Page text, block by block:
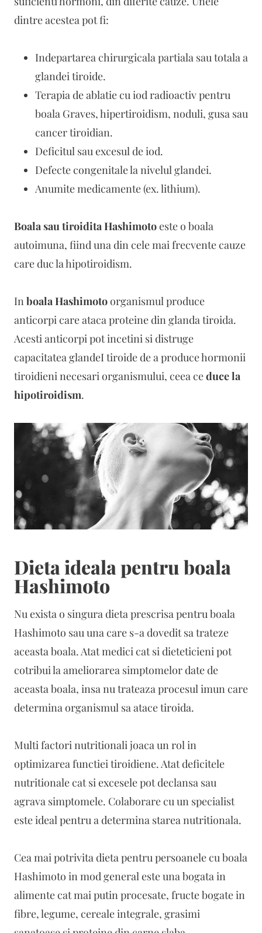
dintre acestea pot fi:
Indepartarea chirurgicala partiala sau totala a
glandei tiroide.
Terapia de ablatie cu iod radioactiv pentru
boala Graves, hipertiroidism, noduli, gusa sau
cancer tiroidian.
Deficitul sau excesul de iod.
Defecte congenitale la nivelul glandei.
Anumite medicamente (ex. lithium).
Boala sau tiroidita Hashimotoeste o boala
autoimuna, fiind una din cele mai frecvente cauze
care duc la hipotiroidism.
Inboala Hashimotoorganismul produce
anticorpi care ataca proteine din glanda tiroida.
Acesti anticorpi pot incetini si distruge
capacitatea glandeI tiroide de a produce hormonii
tiroidieni necesari organismului, ceea ceduce la
hipotiroidism.
Dieta ideala pentru boala
Hashimoto
Nu exista o singura dieta prescrisa pentru boala
Hashimoto sau una care s-a dovedit sa trateze
aceasta boala. Atat medici cat si dieteticieni pot
cotribui la ameliorarea simptomelor date de
aceasta boala, insa nu trateaza procesul imun care
determina organismul sa atace tiroida.
Multi factori nutritionali joaca un rol in
optimizarea functiei tiroidiene. Atat deficitele
nutritionale cat si excesele pot declansa sau
agrava simptomele. Colaborare cu un specialist
este ideal pentru a determina starea nutritionala.
Cea mai potrivita dieta pentru persoanele cu boala
Hashimoto in mod general este una bogata in
alimente cat mai putin procesate, fructe bogate in
fibre, legume, cereale integrale, grasimi